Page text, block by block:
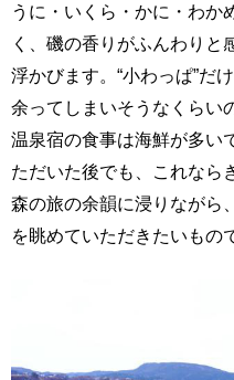
うに・いくら・かに・わか
く、磯の香りがふんわりと
浮かびます。“小わっぱ”だ
余ってしまいそうなくらい
温泉宿の食事は海鮮が多い
ただいた後でも、これなら
森の旅の余韻に浸りながら
を眺めていただきたいもの